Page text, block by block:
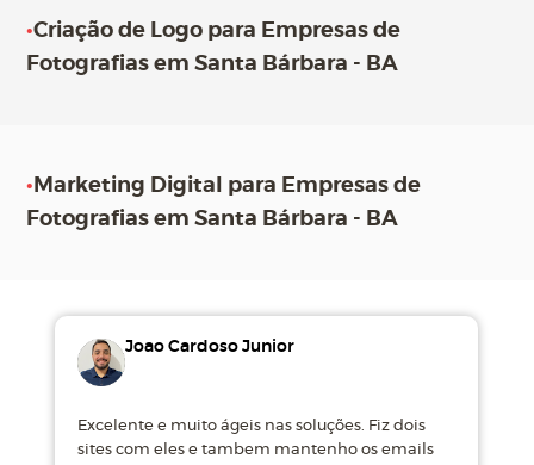
•Criação de Logo para Empresas de
Fotografias em Santa Bárbara - BA
• Marketing Digital para Empresas de
Fotografias em Santa Bárbara - BA
Joao Cardoso Junior
Excelente e muito ágeis nas soluções. Fiz dois
sites com eles e tambem mantenho os emails